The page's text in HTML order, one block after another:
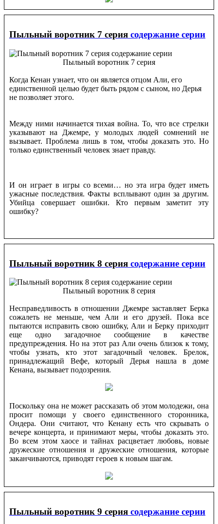
Пыльный воротник 7 серия содержание серии
Пыльный воротник 7 серия
Когда Кенан узнает, что он является отцом Али, его
единственной целью будет быть рядом с сыном, но Дерья
не позволяет этого.
Между ними начинается тихая война. То, что все стрелки
указывают на Джемре, у молодых людей сомнений не
вызывает. Проблема лишь в том, чтобы доказать это. Но
только единственный человек знает правду.
И он играет в игры со всеми… но эта игра будет иметь
ужасные последствия. Факты всплывают один за другим.
Убийца совершает ошибки. Кто первым заметит эту
ошибку?
Пыльный воротник 8 серия содержание серии
Пыльный воротник 8 серия
Несправедливость в отношении Джемре заставляет Берка
сожалеть не меньше, чем Али и его друзей. Пока все
пытаются исправить свою ошибку, Али и Берку приходит
еще одно загадочное сообщение в качестве
предупреждения. Но на этот раз Али очень близок к тому,
чтобы узнать, кто этот загадочный человек. Брелок,
принадлежащий Вефе, который Дерья нашла в доме
Кенана, вызывает подозрения.
Поскольку она не может рассказать об этом молодежи, она
просит помощи у своего единственного сторонника,
Ондера. Они считают, что Кенану есть что скрывать о
вечере концерта, и принимают меры, чтобы доказать это.
Во всем этом хаосе и тайнах расцветает любовь, новые
дружеские отношения и дружеские отношения, которые
заканчиваются, приводят героев к новым шагам.
Пыльный воротник 9 серия содержание серии